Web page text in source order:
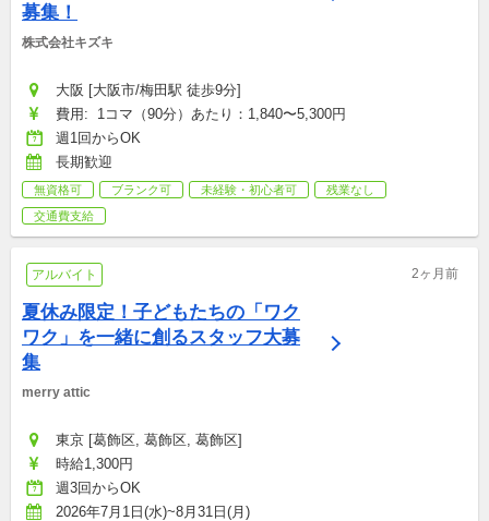
募集！
株式会社キズキ
大阪 [大阪市/梅田駅 徒歩9分]
費用:  1コマ（90分）あたり：1,840〜5,300円
週1回からOK
長期歓迎
無資格可 ブランク可 未経験・初心者可
残業なし
交通費支給
アルバイト 2ヶ月前
夏休み限定！子どもたちの「ワク
ワク」を一緒に創るスタッフ大募
集
merry attic
東京 [葛飾区, 葛飾区, 葛飾区]
時給1,300円
週3回からOK
2026年7月1日(水)~8月31日(月)